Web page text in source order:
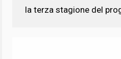
la terza stagione del